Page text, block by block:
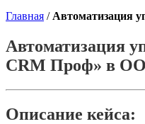
Главная / Автоматизация
Автоматизация
CRM Проф» в
Описание кейса: